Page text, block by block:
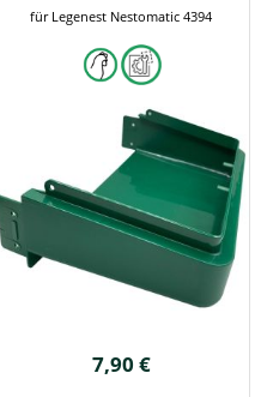
für Legenest Nestomatic 4394
7,90 €